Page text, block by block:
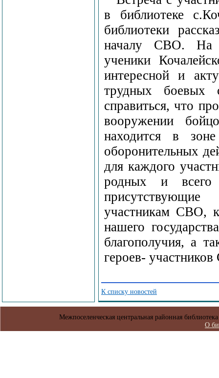
в библиотеке
библиотеки
началу СВО. На
ученики
интересной и
трудных боевых
справиться, что
вооружении
находится в
оборонительных
для каждого
родных и всего
участникам СВО,
нашего
благополучия, а
героев-
К списку новостей
Межпоселенческая центральная районная
О